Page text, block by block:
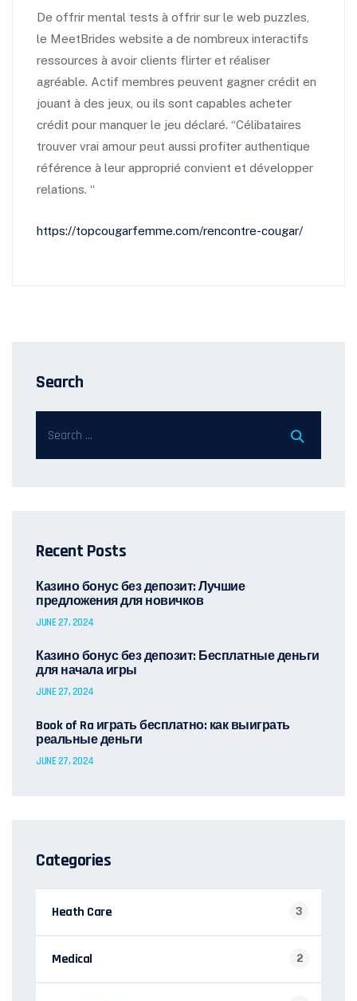
De offrir mental tests à offrir sur le web puzzles,
le MeetBrides website a de nombreux interactifs
ressources à avoir clients flirter et réaliser
agréable. Actif membres peuvent gagner crédit en
jouant à des jeux, ou ils sont capables acheter
crédit pour manquer le jeu déclaré. “Célibataires
trouver vrai amour peut aussi profiter authentique
référence à leur approprié convient et développer
relations. “
https://topcougarfemme.com/rencontre-cougar/
Search
Recent Posts
Казино бонус без депозит: Лучшие
предложения для новичков
JUNE 27, 2024
Казино бонус без депозит: Бесплатные деньги
для начала игры
JUNE 27, 2024
Book of Ra играть бесплатно: как выиграть
реальные деньги
JUNE 27, 2024
Categories
Heath Care 3
Medical 2